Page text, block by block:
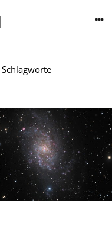
Schlagworte